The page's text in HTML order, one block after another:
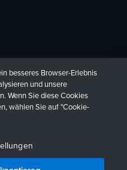
日本語
besseres Browser-Erlebnis
und unsere
Wenn Sie diese Cookies
wählen Sie auf "Cookie-